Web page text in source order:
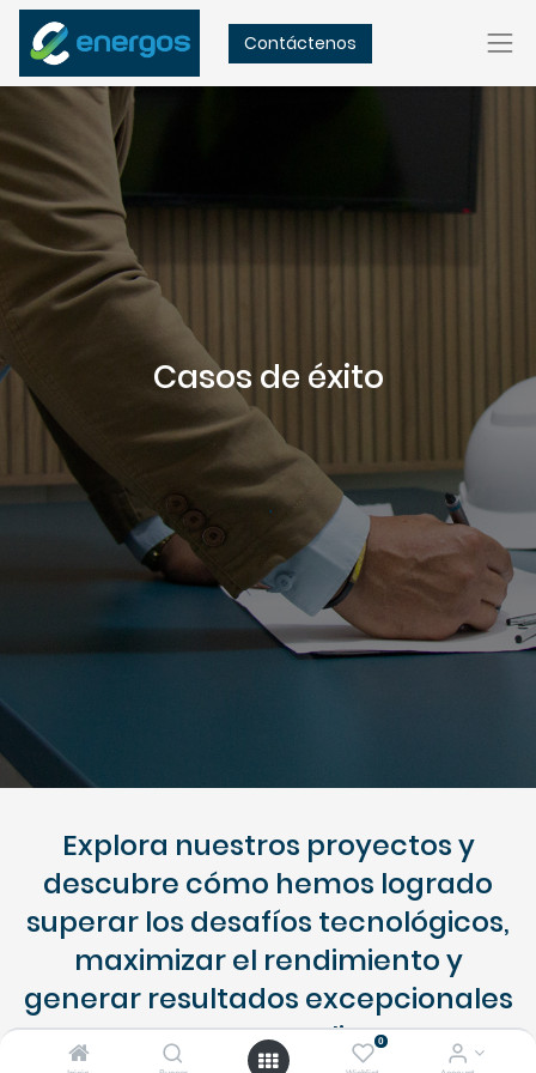
0
Contáctenos
Casos de éxito
.
Explora nuestros proyectos y
descubre cómo hemos logrado
superar los desafíos tecnológicos,
maximizar el rendimiento y
generar resultados excepcionales
para nuestros clientes.